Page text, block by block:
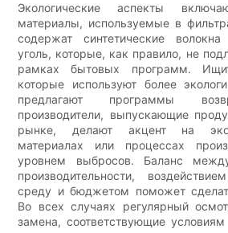
Экологические аспекты
материалы, используемые в
содержат синтетические
уголь, которые, как правило, не
рамках бытовых программ.
которые используют более
предлагают программы
производители, выпускающие
рынке, делают акцент на
материалах или процессах
уровнем выбросов. Баланс
производительности,
среду и бюджетом поможет
Во всех случаях регулярный
замена, соответствующие